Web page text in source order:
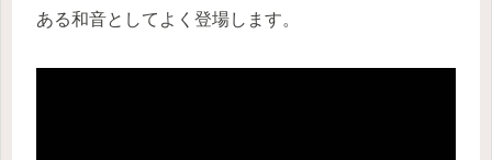
ある和音としてよく登場します。